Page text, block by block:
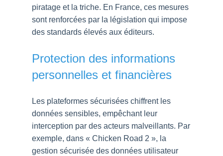
piratage et la triche. En France, ces mesures
sont renforcées par la législation qui impose
des standards élevés aux éditeurs.
Protection des informations
personnelles et financières
Les plateformes sécurisées chiffrent les
données sensibles, empêchant leur
interception par des acteurs malveillants. Par
exemple, dans « Chicken Road 2 », la
gestion sécurisée des données utilisateur